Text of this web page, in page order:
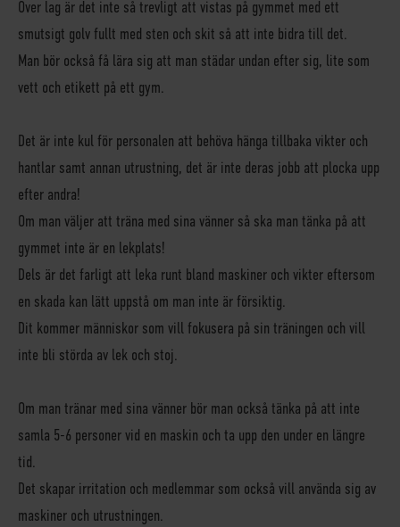
Över lag är det inte så trevligt att vistas på gymmet med ett
smutsigt golv fullt med sten och skit så att inte bidra till det.
Man bör också få lära sig att man städar undan efter sig, lite som
vett och etikett på ett gym.
Det är inte kul för personalen att behöva hänga tillbaka vikter och
hantlar samt annan utrustning, det är inte deras jobb att plocka upp
efter andra!
Om man väljer att träna med sina vänner så ska man tänka på att
gymmet inte är en lekplats!
Dels är det farligt att leka runt bland maskiner och vikter eftersom
en skada kan lätt uppstå om man inte är försiktig.
Dit kommer människor som vill fokusera på sin träningen och vill
inte bli störda av lek och stoj.
Om man tränar med sina vänner bör man också tänka på att inte
samla 5-6 personer vid en maskin och ta upp den under en längre
tid.
Det skapar irritation och medlemmar som också vill använda sig av
maskiner och utrustningen.